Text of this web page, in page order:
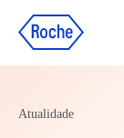
Atualidade